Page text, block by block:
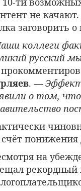
не качают.
заговорить
коллеги
русский
. —
о том,
счёт понижения
на
рекордный